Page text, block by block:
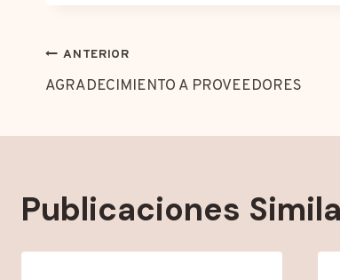
Navegación
de
entradas
ANTERIOR
AGRADECIMIENTO A PROVEEDORES
Publicaciones